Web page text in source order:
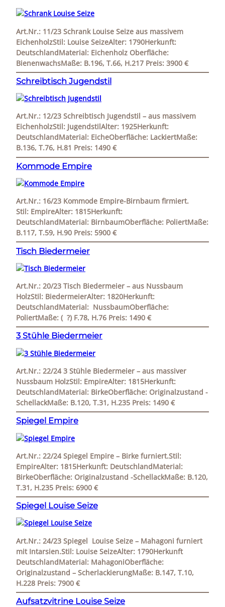
Art.Nr.: 11/23 Schrank Louise Seize aus massivem
EichenholzStil: Louise SeizeAlter: 1790Herkunft:
DeutschlandMaterial: Eichenholz Oberfläche:
BienenwachsMaße: B.196, T.66, H.217 Preis: 3900 €
Schreibtisch Jugendstil
Art.Nr.: 12/23 Schreibtisch Jugendstil – aus massivem
EichenholzStil: JugendstilAlter: 1925Herkunft:
DeutschlandMaterial: EicheOberfläche: LackiertMaße:
B.136, T.76, H.81 Preis: 1490 €
Kommode Empire
Art.Nr.: 16/23 Kommode Empire-Birnbaum firmiert.
Stil: EmpireAlter: 1815Herkunft:
DeutschlandMaterial: BirnbaumOberfläche: PoliertMaße:
B.117, T.59, H.90 Preis: 5900 €
Tisch Biedermeier
Art.Nr.: 20/23 Tisch Biedermeier – aus Nussbaum
HolzStil: BiedermeierAlter: 1820Herkunft:
DeutschlandMaterial: NussbaumOberfläche:
PoliertMaße: ( ?) F.78, H.76 Preis: 1490 €
3 Stühle Biedermeier
Art.Nr.: 22/24 3 Stühle Biedermeier – aus massiver
Nussbaum HolzStil: EmpireAlter: 1815Herkunft:
DeutschlandMaterial: BirkeOberfläche: Originalzustand -
SchellackMaße: B.120, T.31, H.235 Preis: 1490 €
Spiegel Empire
Art.Nr.: 22/24 Spiegel Empire – Birke furniert.Stil:
EmpireAlter: 1815Herkunft: DeutschlandMaterial:
BirkeOberfläche: Originalzustand -SchellackMaße: B.120,
T.31, H.235 Preis: 6900 €
Spiegel Louise Seize
Art.Nr.: 24/23 Spiegel Louise Seize – Mahagoni furniert
mit Intarsien.Stil: Louise SeizeAlter: 1790Herkunft
DeutschlandMaterial: MahagoniOberfläche:
Originalzustand – ScherlackierungMaße: B.147, T.10,
H.228 Preis: 7900 €
Aufsatzvitrine Louise Seize